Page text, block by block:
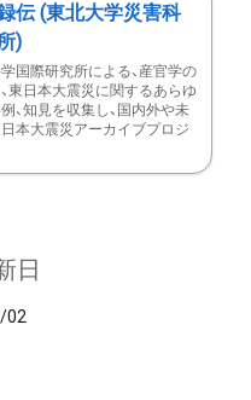
伝 (東北大学災害科
)
国際研究所による、産官学の
東日本大震災に関するあらゆ
例、知見を収集し、国内外や未
本大震災アーカイブプロジ
日
02